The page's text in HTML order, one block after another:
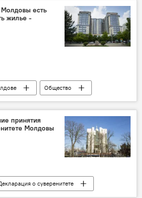
есть
жилье -
Общество
Молдова
принятия
Молдовы
о суверенитете